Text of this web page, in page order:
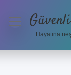
menüyü
Hayatına